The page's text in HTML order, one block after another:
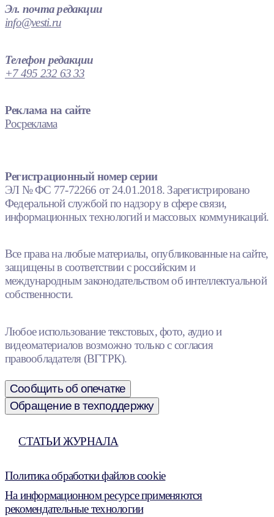
Эл. почта редакции
info@vesti.ru
Телефон редакции
+7 495 232 63 33
Реклама на сайте
Росреклама
Регистрационный номер серии
ЭЛ № ФС 77-72266 от 24.01.2018. Зарегистрировано
Федеральной службой по надзору в сфере связи,
информационных технологий и массовых коммуникаций.
Все права на любые материалы, опубликованные на сайте,
защищены в соответствии с российским и
международным законодательством об интеллектуальной
собственности.
Любое использование текстовых, фото, аудио и
видеоматериалов возможно только с согласия
правообладателя (ВГТРК).
Сообщить об опечатке
Обращение в техподдержку
СТАТЬИ ЖУРНАЛА
Политика обработки файлов cookie
На информационном ресурсе применяются
рекомендательные технологии